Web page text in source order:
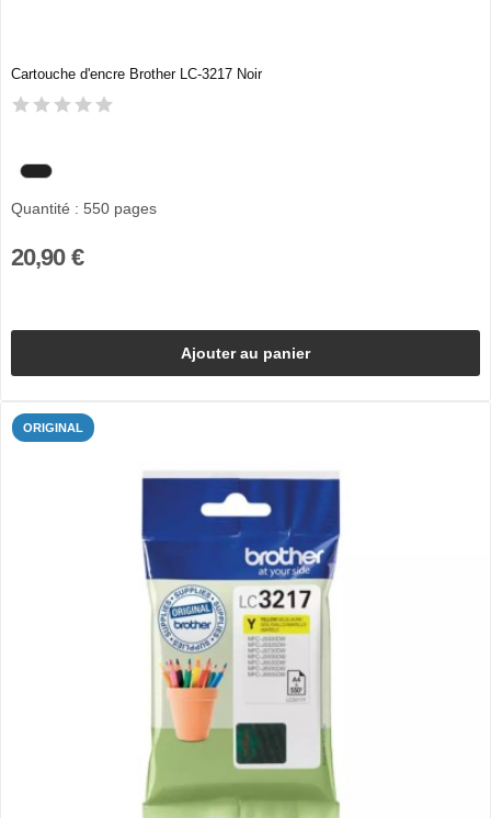
Cartouche d'encre Brother LC-3217 Noir
Quantité : 550 pages
20,90 €
Ajouter au panier
ORIGINAL